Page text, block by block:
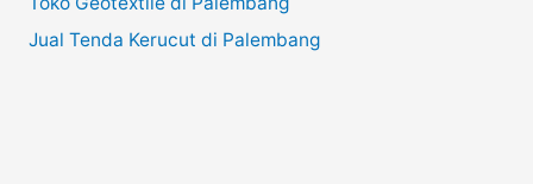
Jual Tenda Kerucut di Palembang